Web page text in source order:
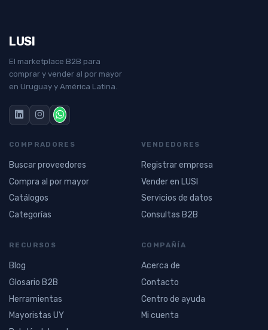
LUSI
El marketplace B2B para
comprar y vender al por mayor
en Uruguay y América Latina.
COMPRADORES
Buscar proveedores
Compra al por mayor
Catálogos
Categorías
VENDEDORES
Registrar empresa
Vender en LUSI
Servicios de datos
Consultas B2B
RECURSOS
Blog
Glosario B2B
Herramientas
Mayoristas UY
COMPAÑÍA
Acerca de
Contacto
Centro de ayuda
Mi cuenta